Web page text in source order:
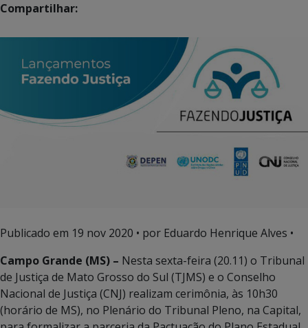
Compartilhar:
Publicado em 19 nov 2020 • por Eduardo Henrique Alves •
Campo Grande (MS) – Nesta sexta-feira (20.11) o Tribunal
de Justiça de Mato Grosso do Sul (TJMS) e o Conselho
Nacional de Justiça (CNJ) realizam cerimônia, às 10h30
(horário de MS), no Plenário do Tribunal Pleno, na Capital,